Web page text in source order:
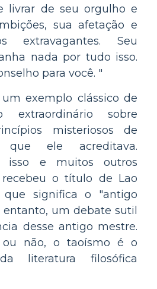
livrar de seu orgulho e
sua afetação e
extravagantes. Seu
nada por tudo isso.
para você. "
exemplo clássico de
extraordinário sobre
misteriosos de
ele acreditava.
isso e muitos outros
o título de Lao
que significa o "antigo
entanto, um debate sutil
desse antigo mestre.
não, o taoísmo é o
literatura filosófica